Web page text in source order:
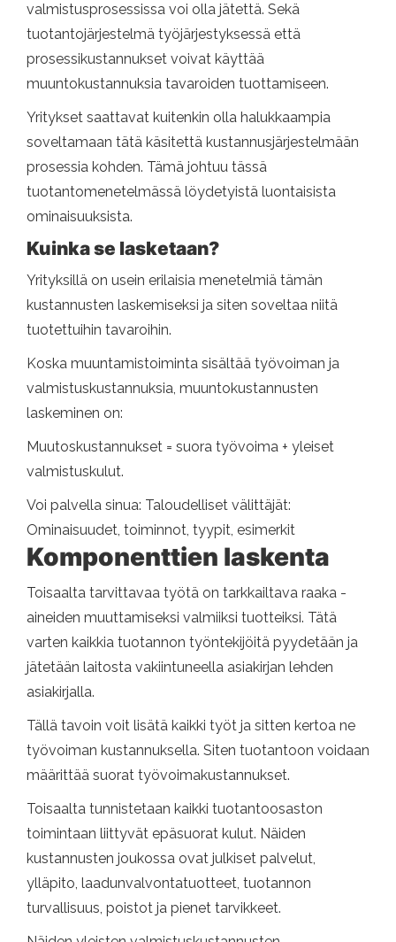
valmistusprosessissa voi olla jätettä. Sekä
tuotantojärjestelmä työjärjestyksessä että
prosessikustannukset voivat käyttää
muuntokustannuksia tavaroiden tuottamiseen.
Yritykset saattavat kuitenkin olla halukkaampia
soveltamaan tätä käsitettä kustannusjärjestelmään
prosessia kohden. Tämä johtuu tässä
tuotantomenetelmässä löydetyistä luontaisista
ominaisuuksista.
Kuinka se lasketaan?
Yrityksillä on usein erilaisia ​​menetelmiä tämän
kustannusten laskemiseksi ja siten soveltaa niitä
tuotettuihin tavaroihin.
Koska muuntamistoiminta sisältää työvoiman ja
valmistuskustannuksia, muuntokustannusten
laskeminen on:
Muutoskustannukset = suora työvoima + yleiset
valmistuskulut.
Voi palvella sinua: Taloudelliset välittäjät:
Ominaisuudet, toiminnot, tyypit, esimerkit
Komponenttien laskenta
Toisaalta tarvittavaa työtä on tarkkailtava raaka -
aineiden muuttamiseksi valmiiksi tuotteiksi. Tätä
varten kaikkia tuotannon työntekijöitä pyydetään ja
jätetään laitosta vakiintuneella asiakirjan lehden
asiakirjalla.
Tällä tavoin voit lisätä kaikki työt ja sitten kertoa ne
työvoiman kustannuksella. Siten tuotantoon voidaan
määrittää suorat työvoimakustannukset.
Toisaalta tunnistetaan kaikki tuotantoosaston
toimintaan liittyvät epäsuorat kulut. Näiden
kustannusten joukossa ovat julkiset palvelut,
ylläpito, laadunvalvontatuotteet, tuotannon
turvallisuus, poistot ja pienet tarvikkeet.